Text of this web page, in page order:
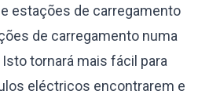
estações de carregamento
de carregamento numa
tornará mais fácil para
eléctricos encontrarem e